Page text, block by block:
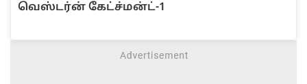
வெஸ்டர்ன் கேட்ச்மன்ட்-1